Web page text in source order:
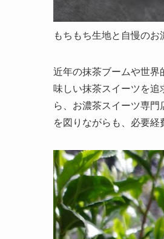
もちもち生地と自慢の
近年の抹茶ブームや世
味しい抹茶スイーツを追
ら、お濃茶スイーツ専
を図りながらも、必要経